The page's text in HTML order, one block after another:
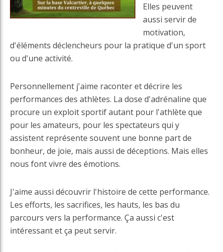
Elles peuvent
aussi servir de
motivation,
d'éléments déclencheurs pour la pratique d'un sport
ou d'une activité.
Personnellement j'aime raconter et décrire les
performances des athlètes. La dose d'adrénaline que
procure un exploit sportif autant pour l'athlète que
pour les amateurs, pour les spectateurs qui y
assistent représente souvent une bonne part de
bonheur, de joie, mais aussi de déceptions. Mais elles
nous font vivre des émotions.
J'aime aussi découvrir l'histoire de cette performance.
Les efforts, les sacrifices, les hauts, les bas du
parcours vers la performance. Ça aussi c'est
intéressant et ça peut servir.